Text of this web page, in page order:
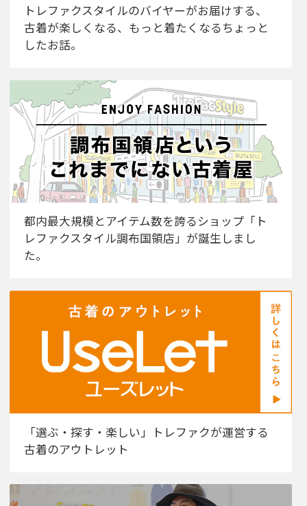
トレファクスタイルのバイヤーがお届けする、
古着が楽しくなる、もっと着たくなるちょっと
したお話。
都内最大規模とアイテム数を誇るショップ「ト
レファクスタイル調布国領店」が誕生しまし
た。
「選ぶ・探す・楽しい」トレファクが運営する
古着のアウトレット